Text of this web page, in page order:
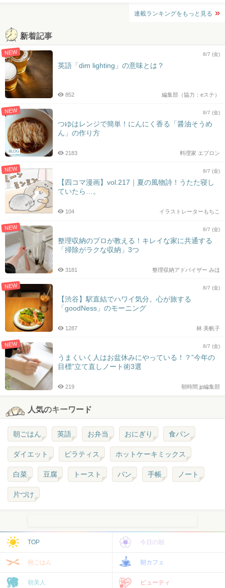
連載ランキングをもっと見る
新着記事
NEW 8/7 (金)
英語「dim lighting」の意味とは？
編集部（協力：eステ）
852
NEW
BLOG
8/7 (金)
つゆはレンジで簡単！にんにく香る「醤油そうめ
ん」の作り方
料理家 エプロン
2183
NEW 8/7 (金)
【四コマ漫画】vol.217｜夏の風物詩！うたた寝し
ていたら…。
イラストレーターもちこ
104
NEW 8/7 (金)
整理収納のプロが教える！キレイな家に共通する
「掃除がラクな収納」3つ
整理収納アドバイザー みほ
3181
NEW 8/7 (金)
【渋谷】駅直結でハワイ気分。心が旅する
「goodNess」のモーニング
林 美帆子
1287
NEW 8/7 (金)
うまくいく人はお盆休みにやっている！？”今年の
目標”立て直しノート術3選
朝時間.jp編集部
219
人気のキーワード
朝ごはん 英語 お弁当 おにぎり 食パン
ダイエット ピラティス ホットケーキミックス
白菜 豆腐 トースト パン 手帳 ノート
片づけ
TOP 今日の朝
朝ごはん 朝カフェ
朝美人 ビューティ